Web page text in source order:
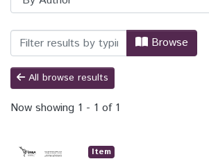
Browsing BND - Browse
All browse results
Now showing 1 - 1 of 1
Item